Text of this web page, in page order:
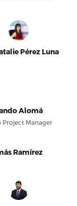
Pérez Luna
Alomá
Project Manager
Ramírez